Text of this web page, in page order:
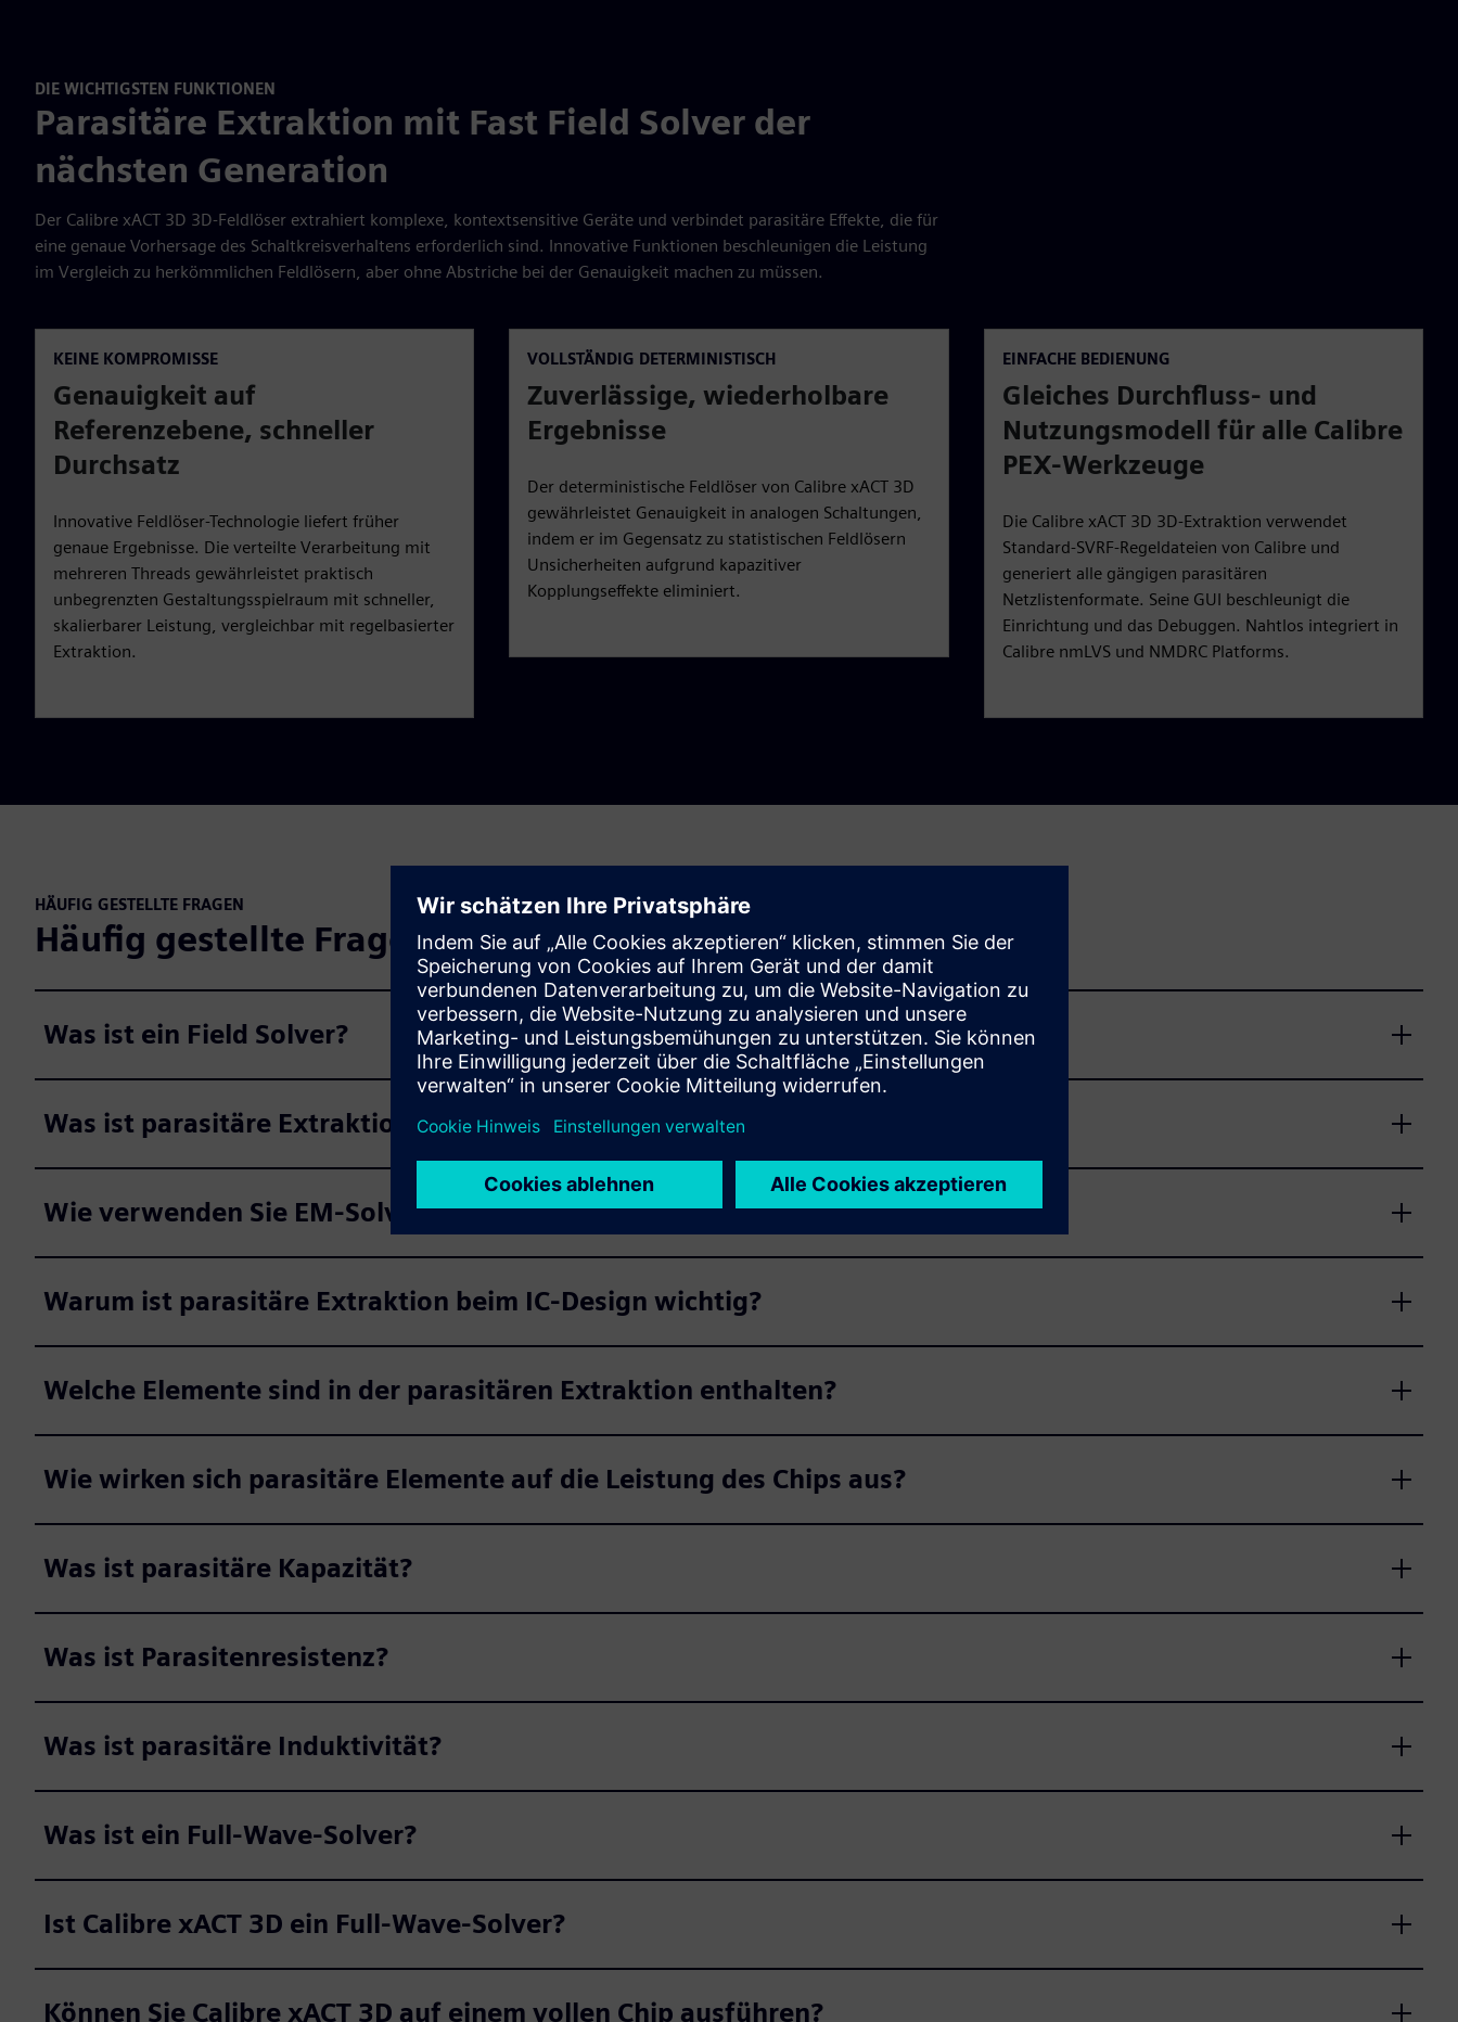
DIE WICHTIGSTEN FUNKTIONEN
Parasitäre Extraktion mit Fast Field Solver der
nächsten Generation
Der Calibre xACT 3D 3D-Feldlöser extrahiert komplexe, kontextsensitive Geräte und verbindet parasitäre Effekte, die für
eine genaue Vorhersage des Schaltkreisverhaltens erforderlich sind. Innovative Funktionen beschleunigen die Leistung
im Vergleich zu herkömmlichen Feldlösern, aber ohne Abstriche bei der Genauigkeit machen zu müssen.
KEINE KOMPROMISSE
Genauigkeit auf
Referenzebene, schneller
Durchsatz
Innovative Feldlöser-Technologie liefert früher
genaue Ergebnisse. Die verteilte Verarbeitung mit
mehreren Threads gewährleistet praktisch
unbegrenzten Gestaltungsspielraum mit schneller,
skalierbarer Leistung, vergleichbar mit regelbasierter
Extraktion.
VOLLSTÄNDIG DETERMINISTISCH
Zuverlässige, wiederholbare
Ergebnisse
Der deterministische Feldlöser von Calibre xACT 3D
gewährleistet Genauigkeit in analogen Schaltungen,
indem er im Gegensatz zu statistischen Feldlösern
Unsicherheiten aufgrund kapazitiver
Kopplungseffekte eliminiert.
EINFACHE BEDIENUNG
Gleiches Durchfluss- und
Nutzungsmodell für alle Calibre
PEX-Werkzeuge
Die Calibre xACT 3D 3D-Extraktion verwendet
Standard-SVRF-Regeldateien von Calibre und
generiert alle gängigen parasitären
Netzlistenformate. Seine GUI beschleunigt die
Einrichtung und das Debuggen. Nahtlos integriert in
Calibre nmLVS und NMDRC Platforms.
HÄUFIG GESTELLTE FRAGEN
Häufig gestellte Fragen zu Calibre xACT 3D
Was ist ein Field Solver?
Was ist parasitäre Extraktion?
Wie verwenden Sie EM-Solver für die parasitäre Extraktion?
Warum ist parasitäre Extraktion beim IC-Design wichtig?
Welche Elemente sind in der parasitären Extraktion enthalten?
Wie wirken sich parasitäre Elemente auf die Leistung des Chips aus?
Was ist parasitäre Kapazität?
Was ist Parasitenresistenz?
Was ist parasitäre Induktivität?
Was ist ein Full-Wave-Solver?
Ist Calibre xACT 3D ein Full-Wave-Solver?
Können Sie Calibre xACT 3D auf einem vollen Chip ausführen?